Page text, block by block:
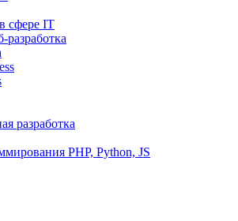
сфере IT
разработка
PHP, Python, JS